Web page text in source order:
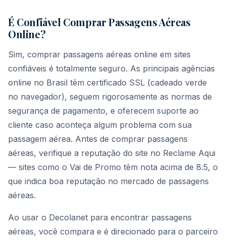
É Confiável Comprar Passagens Aéreas
Online?
Sim, comprar passagens aéreas online em sites
confiáveis é totalmente seguro. As principais agências
online no Brasil têm certificado SSL (cadeado verde
no navegador), seguem rigorosamente as normas de
segurança de pagamento, e oferecem suporte ao
cliente caso aconteça algum problema com sua
passagem aérea. Antes de comprar passagens
aéreas, verifique a reputação do site no Reclame Aqui
— sites como o Vai de Promo têm nota acima de 8.5, o
que indica boa reputação no mercado de passagens
aéreas.
Ao usar o Decolanet para encontrar passagens
aéreas, você compara e é direcionado para o parceiro